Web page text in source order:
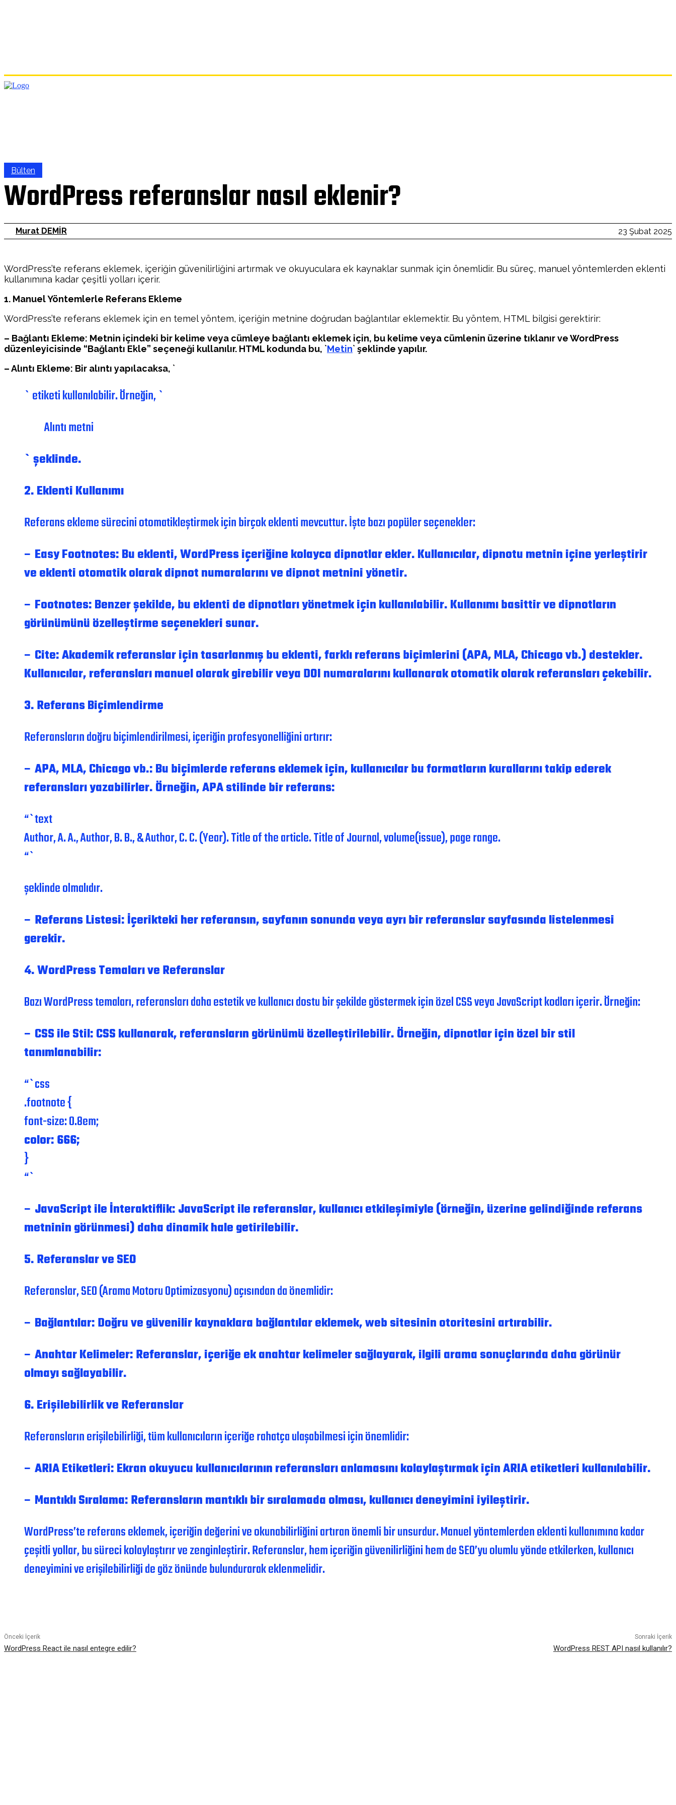
Bülten
WordPress referanslar nasıl eklenir?
23 Şubat 2025
Murat DEMİR
WordPress’te referans eklemek, içeriğin güvenilirliğini artırmak ve okuyuculara ek kaynaklar sunmak için önemlidir. Bu süreç, manuel yöntemlerden eklenti
kullanımına kadar çeşitli yolları içerir.
1. Manuel Yöntemlerle Referans Ekleme
WordPress’te referans eklemek için en temel yöntem, içeriğin metnine doğrudan bağlantılar eklemektir. Bu yöntem, HTML bilgisi gerektirir:
– Bağlantı Ekleme: Metnin içindeki bir kelime veya cümleye bağlantı eklemek için, bu kelime veya cümlenin üzerine tıklanır ve WordPress
düzenleyicisinde “Bağlantı Ekle” seçeneği kullanılır. HTML kodunda bu, `Metin` şeklinde yapılır.
– Alıntı Ekleme: Bir alıntı yapılacaksa, `
` etiketi kullanılabilir. Örneğin, `
Alıntı metni
` şeklinde.
2. Eklenti Kullanımı
Referans ekleme sürecini otomatikleştirmek için birçok eklenti mevcuttur. İşte bazı popüler seçenekler:
– Easy Footnotes: Bu eklenti, WordPress içeriğine kolayca dipnotlar ekler. Kullanıcılar, dipnotu metnin içine yerleştirir
ve eklenti otomatik olarak dipnot numaralarını ve dipnot metnini yönetir.
– Footnotes: Benzer şekilde, bu eklenti de dipnotları yönetmek için kullanılabilir. Kullanımı basittir ve dipnotların
görünümünü özelleştirme seçenekleri sunar.
– Cite: Akademik referanslar için tasarlanmış bu eklenti, farklı referans biçimlerini (APA, MLA, Chicago vb.) destekler.
Kullanıcılar, referansları manuel olarak girebilir veya DOI numaralarını kullanarak otomatik olarak referansları çekebilir.
3. Referans Biçimlendirme
Referansların doğru biçimlendirilmesi, içeriğin profesyonelliğini artırır:
– APA, MLA, Chicago vb.: Bu biçimlerde referans eklemek için, kullanıcılar bu formatların kurallarını takip ederek
referansları yazabilirler. Örneğin, APA stilinde bir referans:
“`text
Author, A. A., Author, B. B., & Author, C. C. (Year). Title of the article. Title of Journal, volume(issue), page range.
“`
şeklinde olmalıdır.
– Referans Listesi: İçerikteki her referansın, sayfanın sonunda veya ayrı bir referanslar sayfasında listelenmesi
gerekir.
4. WordPress Temaları ve Referanslar
Bazı WordPress temaları, referansları daha estetik ve kullanıcı dostu bir şekilde göstermek için özel CSS veya JavaScript kodları içerir. Örneğin:
– CSS ile Stil: CSS kullanarak, referansların görünümü özelleştirilebilir. Örneğin, dipnotlar için özel bir stil
tanımlanabilir:
“`css
.footnote {
font-size: 0.8em;
color: 666;
}
“`
– JavaScript ile İnteraktiflik: JavaScript ile referanslar, kullanıcı etkileşimiyle (örneğin, üzerine gelindiğinde referans
metninin görünmesi) daha dinamik hale getirilebilir.
5. Referanslar ve SEO
Referanslar, SEO (Arama Motoru Optimizasyonu) açısından da önemlidir:
– Bağlantılar: Doğru ve güvenilir kaynaklara bağlantılar eklemek, web sitesinin otoritesini artırabilir.
– Anahtar Kelimeler: Referanslar, içeriğe ek anahtar kelimeler sağlayarak, ilgili arama sonuçlarında daha görünür
olmayı sağlayabilir.
6. Erişilebilirlik ve Referanslar
Referansların erişilebilirliği, tüm kullanıcıların içeriğe rahatça ulaşabilmesi için önemlidir:
– ARIA Etiketleri: Ekran okuyucu kullanıcılarının referansları anlamasını kolaylaştırmak için ARIA etiketleri kullanılabilir.
– Mantıklı Sıralama: Referansların mantıklı bir sıralamada olması, kullanıcı deneyimini iyileştirir.
WordPress’te referans eklemek, içeriğin değerini ve okunabilirliğini artıran önemli bir unsurdur. Manuel yöntemlerden eklenti kullanımına kadar
çeşitli yollar, bu süreci kolaylaştırır ve zenginleştirir. Referanslar, hem içeriğin güvenilirliğini hem de SEO’yu olumlu yönde etkilerken, kullanıcı
deneyimini ve erişilebilirliği de göz önünde bulundurarak eklenmelidir.
Önceki İçerik
WordPress React ile nasıl entegre edilir?
Sonraki İçerik
WordPress REST API nasıl kullanılır?